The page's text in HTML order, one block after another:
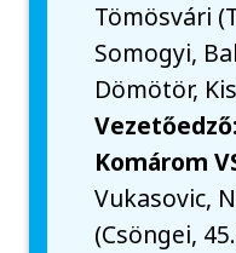
Tömösvári
Somogyi,
Dömötör,
Vezetőedző:
Komárom
Vukasovic,
(Csöngei,